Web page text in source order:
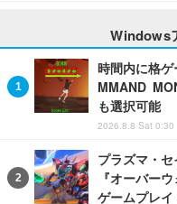
Windows
時間内に格
MMAND
も選択可能
2026.8.8 Sat 0:30
プラズマ・
『オーバー
ゲームプレイ